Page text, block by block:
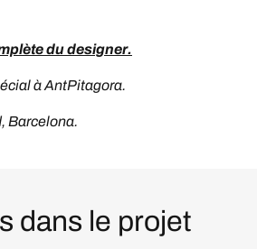
du designer.
à AntPitagora.
Barcelona.
dans le projet